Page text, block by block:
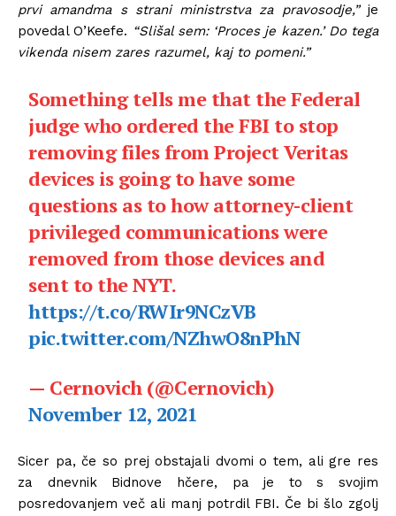
prvi amandma s strani ministrstva za pravosodje,”je
povedal O’Keefe. “Slišal sem: ‘Proces je kazen.’ Do tega
vikenda nisem zares razumel, kaj to pomeni.”
Something tells me that the Federal
judge who ordered the FBI to stop
removing files from Project Veritas
devices is going to have some
questions as to how attorney-client
privileged communications were
removed from those devices and
sent to the NYT.
https://t.co/RWIr9NCzVB
pic.twitter.com/NZhwO8nPhN
— Cernovich (@Cernovich)
November 12, 2021
Sicer pa, če so prej obstajali dvomi o tem, ali gre res
za dnevnik Bidnove hčere, pa je to s svojim
posredovanjem več ali manj potrdil FBI. Če bi šlo zgolj